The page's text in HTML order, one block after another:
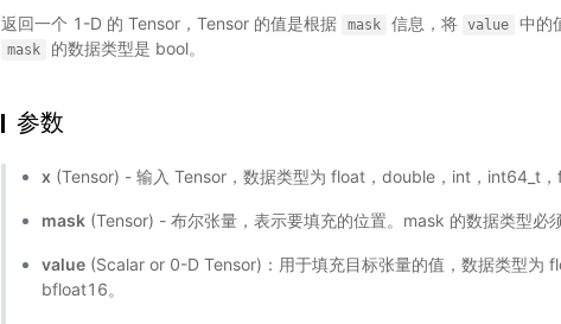
返回一个 1-D 的 Tensor，Tensor 的值是根据 mask 信息，将 value 中的
mask 的数据类型是 bool。
参数
x (Tensor) - 输入 Tensor，数据类型为 float，double，int，int64_t
mask (Tensor) - 布尔张量，表示要填充的位置。mask 的数据类型必
value (Scalar or 0-D Tensor)：用于填充目标张量的值，数据类型
bfloat16。